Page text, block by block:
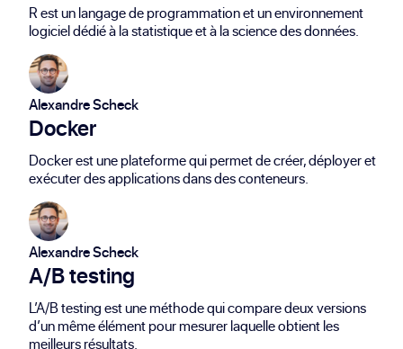
R est un langage de programmation et un environnement
logiciel dédié à la statistique et à la science des données.
Alexandre Scheck
Docker
Docker est une plateforme qui permet de créer, déployer et
exécuter des applications dans des conteneurs.
Alexandre Scheck
A/B testing
L’A/B testing est une méthode qui compare deux versions
d’un même élément pour mesurer laquelle obtient les
meilleurs résultats.